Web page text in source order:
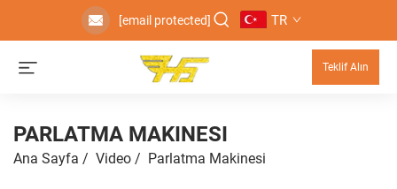
[email protected] TR
Teklif Alın
PARLATMA MAKINESI
Ana Sayfa / Video / Parlatma Makinesi